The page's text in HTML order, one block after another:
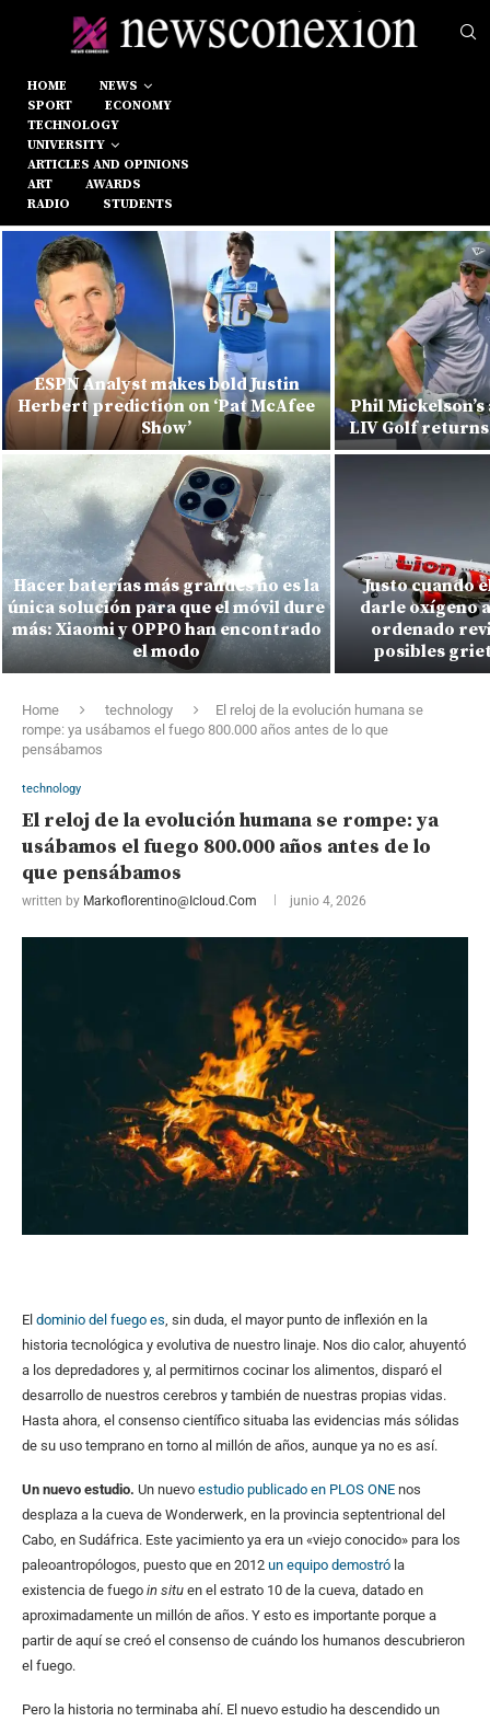
HOME
NEWS
SPORT
ECONOMY
TECHNOLOGY
UNIVERSITY
ARTICLES AND OPINIONS
ART
AWARDS
RADIO
STUDENTS
ESPN Analyst makes bold Justin
Herbert prediction on ‘Pat McAfee
Show’
Hacer baterías más grandes no es la
única solución para que el móvil dure
más: Xiaomi y OPPO han encontrado
el modo
Phil
LIV Golf
Justo cuando
darle oxígeno
ordenado
posibles
Home technology
El reloj de la evolución humana se
rompe: ya usábamos el fuego 800.000 años antes de lo que
pensábamos
technology
El reloj de la evolución humana se rompe: ya
usábamos el fuego 800.000 años antes de lo
que pensábamos
written by Markoflorentino@icloud.com junio 4, 2026
El dominio del fuego es , sin duda, el mayor punto de inflexión en la
historia tecnológica y evolutiva de nuestro linaje. Nos dio calor, ahuyentó
a los depredadores y, al permitirnos cocinar los alimentos, disparó el
desarrollo de nuestros cerebros y también de nuestras propias vidas.
Hasta ahora, el consenso científico situaba las evidencias más sólidas
de su uso temprano en torno al millón de años, aunque ya no es así.
Un nuevo estudio. Un nuevo estudio publicado en PLOS ONE nos
desplaza a la cueva de Wonderwerk, en la provincia septentrional del
Cabo, en Sudáfrica. Este yacimiento ya era un «viejo conocido» para los
paleoantropólogos, puesto que en 2012 un equipo demostró la
existencia de fuego in situ en el estrato 10 de la cueva, datado en
aproximadamente un millón de años. Y esto es importante porque a
partir de aquí se creó el consenso de cuándo los humanos descubrieron
el fuego.
Pero la historia no terminaba ahí. El nuevo estudio ha descendido un